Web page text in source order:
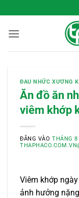
qua
nội
ĐAU NHỨC XƯƠNG
Ăn đồ ăn
viêm khớp
ĐĂNG VÀOTHÁNG
Viêm khớp
ảnh hưởng